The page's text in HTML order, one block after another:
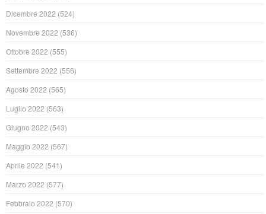
Dicembre 2022 (524)
Novembre 2022 (536)
Ottobre 2022 (555)
Settembre 2022 (556)
Agosto 2022 (565)
Luglio 2022 (563)
Giugno 2022 (543)
Maggio 2022 (567)
Aprile 2022 (541)
Marzo 2022 (577)
Febbraio 2022 (570)